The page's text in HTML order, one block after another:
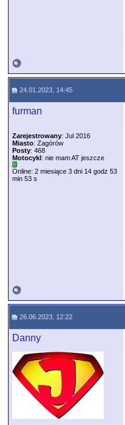
24.01.2023, 14:45
furman
Zarejestrowany: Jul 2016
Miasto: Zagórów
Posty: 468
Motocykl: nie mam AT jeszcze
Online: 2 miesiące 3 dni 14 godz 53
min 53 s
26.06.2023, 12:22
Danny